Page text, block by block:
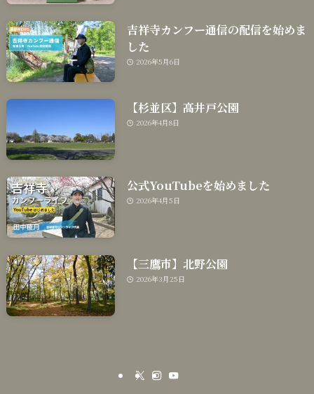
吉祥寺カンフー通信の配信を始めま
した
2026年5月6日
【杉並区】高井戸公園
2026年4月8日
公式YouTubeを始めました
2026年4月5日
【三鷹市】北野公園
2026年3月25日